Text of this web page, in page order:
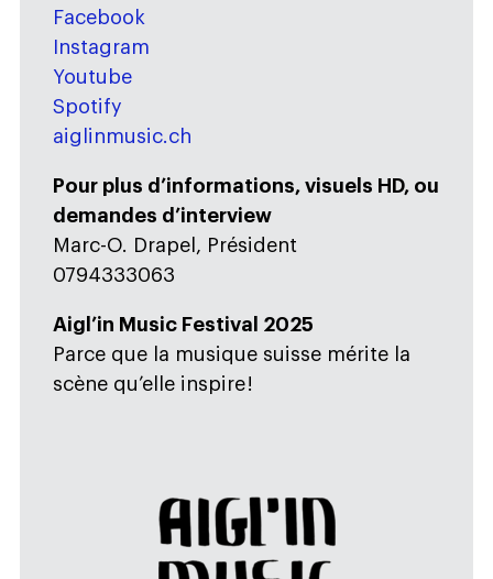
Facebook
Instagram
Youtube
Spotify
aiglinmusic.ch
Pour plus d’informations, visuels HD, ou
demandes d’interview
Marc-O. Drapel, Président
0794333063
Aigl’in Music Festival 2025
Parce que la musique suisse mérite la
scène qu’elle inspire !